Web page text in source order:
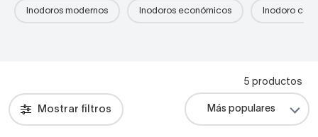
Inodoros modernos Inodoros económicos Inodoro
Mostrar filtros
5 productos